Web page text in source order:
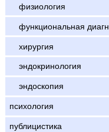
физиология
функциональная диагн.
хирургия
эндокринология
эндоскопия
психология
публицистика